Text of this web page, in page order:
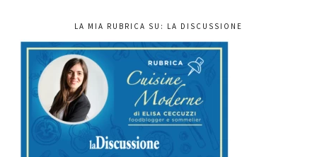
LA MIA RUBRICA SU: LA DISCUSSIONE